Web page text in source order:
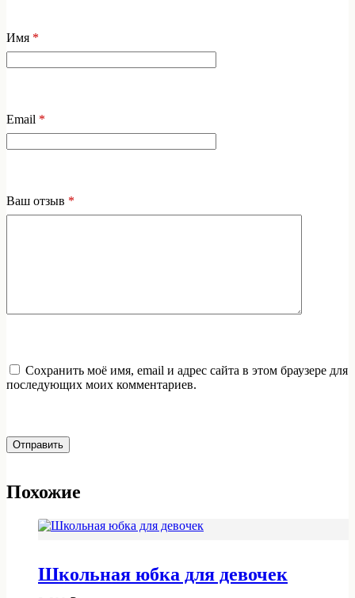
Имя *
Email *
Ваш отзыв *
Сохранить моё имя, email и адрес сайта в этом браузере для
последующих моих комментариев.
Отправить
Похожие
Школьная юбка для девочек